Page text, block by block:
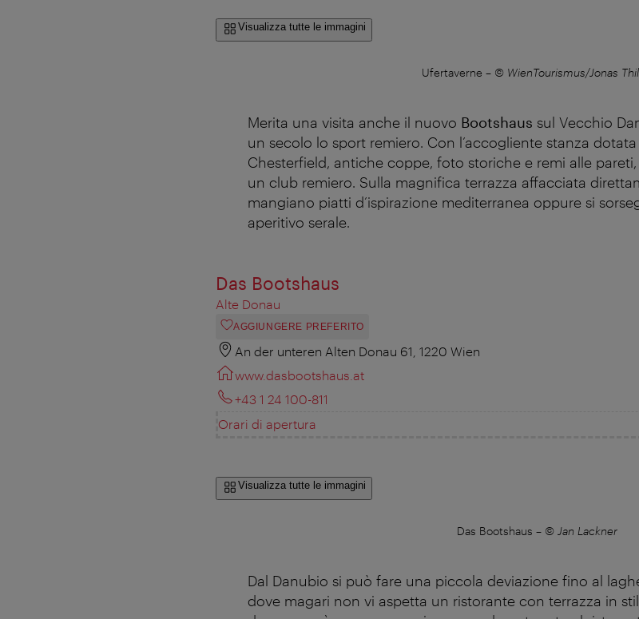
Visualizza tutte le immagini
Ufertaverne – © WienTourismus/Jonas
Merita una visita anche il nuovo Bootshaus sul Vecchio
un secolo lo sport remiero. Con l’accogliente stanza
Chesterfield, antiche coppe, foto storiche e remi alle
un club remiero. Sulla magnifica terrazza affacciata
mangiano piatti d’ispirazione mediterranea oppure si
aperitivo serale.
Das Bootshaus
Alte Donau
AGGIUNGERE PREFERITO
An der unteren Alten Donau 61, 1220 Wien
www.dasbootshaus.at
+43 1 24 100-811
Orari di apertura
Visualizza tutte le immagini
Das Bootshaus – © Jan Lackner
Dal Danubio si può fare una piccola deviazione fino al
dove magari non vi aspetta un ristorante con terrazza in